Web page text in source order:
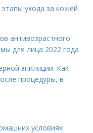
ухода за кожей
антивозрастного
для лица 2022 года
эпиляции. Как
процедуры, в
условиях